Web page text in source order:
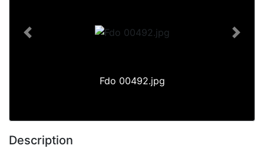
Fdo 00492.jpg
Previous Next
Description